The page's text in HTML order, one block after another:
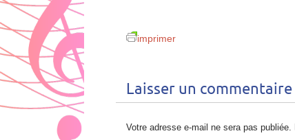
imprimer
Laisser un commentaire
Votre adresse e-mail ne sera pas publiée.